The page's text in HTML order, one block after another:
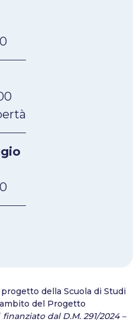
della Scuola di Studi
del Progetto
finanziato dal D.M. 291/2024 –